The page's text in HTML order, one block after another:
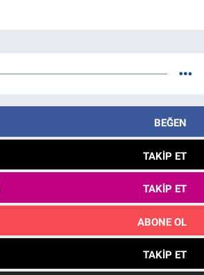
BEĞEN
TAKIP ET
TAKIP ET
ABONE OL
TAKIP ET